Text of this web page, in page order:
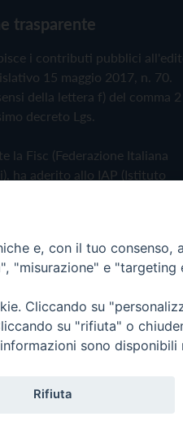
trasparente
i contributi pubblici
15 maggio 2017, n. 70.
della lettera f) del comma 2
decreto Lgs.
la Fisc (Federazione Italiana
ha aderito allo IAP (Istituto
Policy
e, con il tuo consenso,
"misurazione" e
Cliccando su
su "rifiuta" o
sono disponibili
Rifiuta